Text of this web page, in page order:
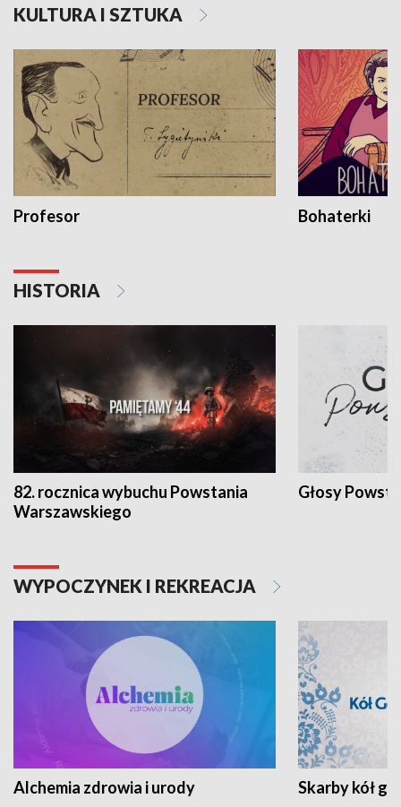
KULTURA I SZTUKA
Profesor Bohaterki
HISTORIA
82. rocznica wybuchu Powstania
Warszawskiego
Głosy
WYPOCZYNEK I REKREACJA
Alchemia zdrowia i urody Skarby kół